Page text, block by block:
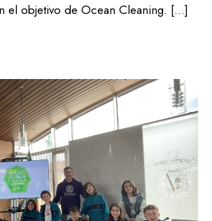
el objetivo de Ocean Cleaning. […]